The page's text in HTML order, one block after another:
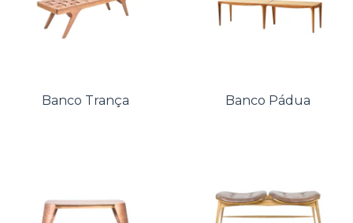
Banco Trança Banco Pádua